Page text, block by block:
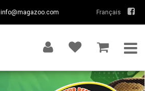
info@magazoo.com Français